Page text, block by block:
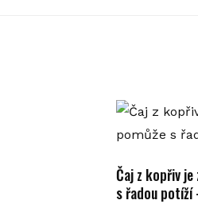
Čaj z kopřiv
s řadou